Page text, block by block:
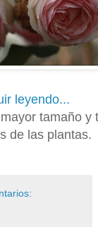
leyendo...
tamaño y
de las plantas.